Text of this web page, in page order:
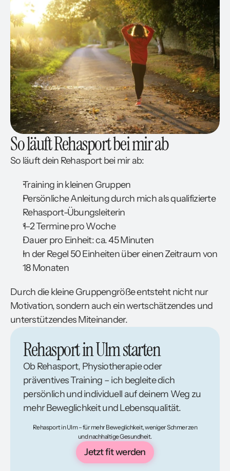
So läuft Rehasport bei mir ab
So läuft dein Rehasport bei mir ab:
Training in kleinen Gruppen
Persönliche Anleitung durch mich als qualifizierte
Rehasport-Übungsleiterin
1–2 Termine pro Woche
Dauer pro Einheit: ca. 45 Minuten
In der Regel 50 Einheiten über einen Zeitraum von
18 Monaten
Durch die kleine Gruppengröße entsteht nicht nur
Motivation, sondern auch ein wertschätzendes und
unterstützendes Miteinander.
Rehasport in Ulm starten
Ob Rehasport, Physiotherapie oder
präventives Training – ich begleite dich
persönlich und individuell auf deinem Weg zu
mehr Beweglichkeit und Lebensqualität.
Jetzt fit werden
Rehasport in Ulm – für mehr Beweglichkeit, weniger Schmerzen
und nachhaltige Gesundheit.